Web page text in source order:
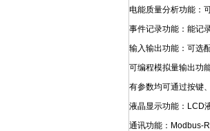
电能质量分析功能：
事件记录功能：能记
输入输出功能：可选
可编程模拟量输出功
有参数均可通过按键
液晶显示功能：LCD
通讯功能：Modbus-